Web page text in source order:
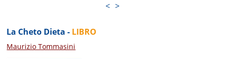
< >
La Cheto Dieta - LIBRO
Maurizio Tommasini